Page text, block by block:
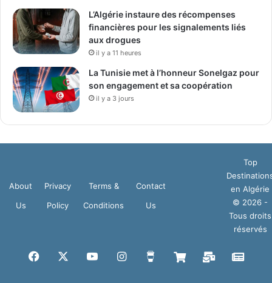
L’Algérie instaure des récompenses
financières pour les signalements liés
aux drogues
il y a 11 heures
La Tunisie met à l’honneur Sonelgaz pour
son engagement et sa coopération
il y a 3 jours
About
Us
Privacy
Policy
Terms &
Conditions
Contact
Us
Top
en Algérie
© 2026 -
Tous droits
réservés
Facebook YouTubeInstagram
Buy BoutiqueMail